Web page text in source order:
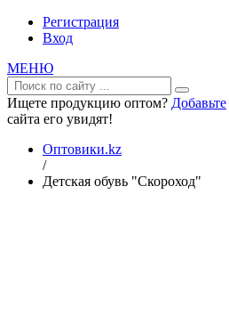
Регистрация
Вход
МЕНЮ
Ищете продукцию оптом? Добавьте
сайта его увидят!
Оптовики.kz
/
Детская обувь "Скороход"